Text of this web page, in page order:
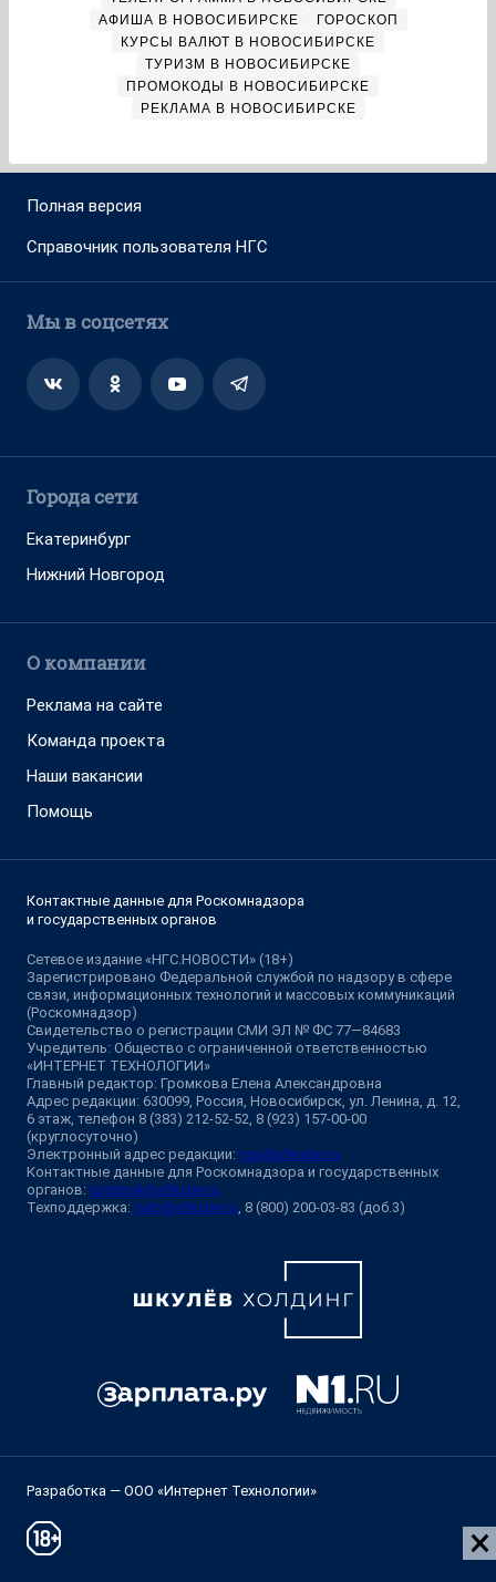
АФИША В НОВОСИБИРСКЕ
ГОРОСКОП
КУРСЫ ВАЛЮТ В НОВОСИБИРСКЕ
ТУРИЗМ В НОВОСИБИРСКЕ
ПРОМОКОДЫ В НОВОСИБИРСКЕ
РЕКЛАМА В НОВОСИБИРСКЕ
Полная версия
Справочник пользователя НГС
Мы в соцсетях
Города сети
Екатеринбург
Нижний Новгород
О компании
Реклама на сайте
Команда проекта
Наши вакансии
Помощь
Контактные данные для Роскомнадзора
и государственных органов
Сетевое издание «НГС.НОВОСТИ» (18+)
Зарегистрировано Федеральной службой по надзору в сфере
связи, информационных технологий и массовых коммуникаций
(Роскомнадзор)
Свидетельство о регистрации СМИ ЭЛ № ФС 77—84683
Учредитель: Общество с ограниченной ответственностью
«ИНТЕРНЕТ ТЕХНОЛОГИИ»
Главный редактор: Громкова Елена Александровна
Адрес редакции: 630099, Россия, Новосибирск, ул. Ленина, д. 12,
6 этаж, телефон 8 (383) 212-52-52, 8 (923) 157-00-00
(круглосуточно)
Электронный адрес редакции: ngs@shkulev.ru
Контактные данные для Роскомнадзора и государственных
органов: juristnsk@shkulev.ru
Техподдержка: help@shkulev.ru , 8 (800) 200-03-83 (доб.3)
Разработка — ООО «Интернет Технологии»